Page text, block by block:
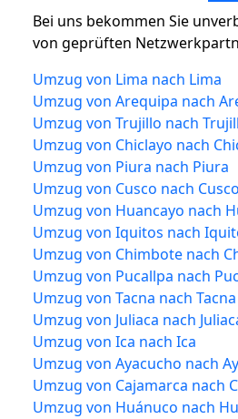
Bei uns bekommen Sie
von geprüften
Umzug von Lima nach Lima
Umzug von Arequipa nach
Umzug von Trujillo nach
Umzug von Chiclayo nach
Umzug von Piura nach Piura
Umzug von Cusco nach Cusco
Umzug von Huancayo nach
Umzug von Iquitos nach
Umzug von Chimbote nach
Umzug von Pucallpa nach
Umzug von Tacna nach Tacna
Umzug von Juliaca nach
Umzug von Ica nach Ica
Umzug von Ayacucho nach
Umzug von Cajamarca nach
Umzug von Huánuco nach